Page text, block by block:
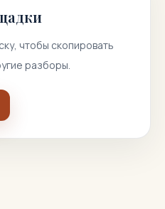
чтобы скопировать
разборы.